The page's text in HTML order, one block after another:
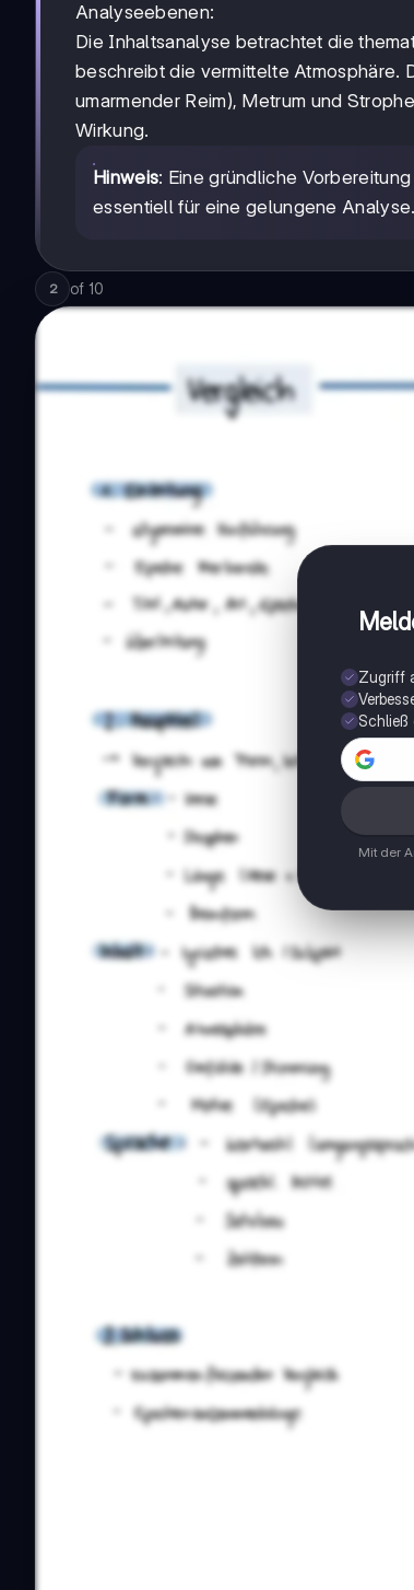
Analyseebenen:
Die Inhaltsanalyse betrachtet die
beschreibt die vermittelte Atmosphäre.
umarmender Reim), Metrum und
Wirkung.
Hinweis: Eine gründliche
essentiell für eine gelungene Analyse.
2 of 10
Zugriff
Schließ
Mit der